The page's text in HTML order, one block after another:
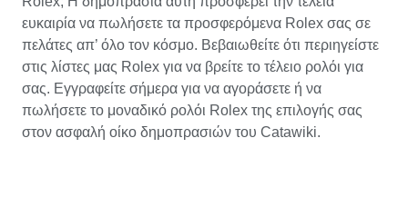
ευκαιρία να πωλήσετε τα προσφερόμενα Rolex σας σε
πελάτες απ’ όλο τον κόσμο. Βεβαιωθείτε ότι περιηγείστε
στις λίστες μας Rolex για να βρείτε το τέλειο ρολόι για
σας. Εγγραφείτε σήμερα για να αγοράσετε ή να
πωλήσετε το μοναδικό ρολόι Rolex της επιλογής σας
στον ασφαλή οίκο δημοπρασιών του Catawiki.